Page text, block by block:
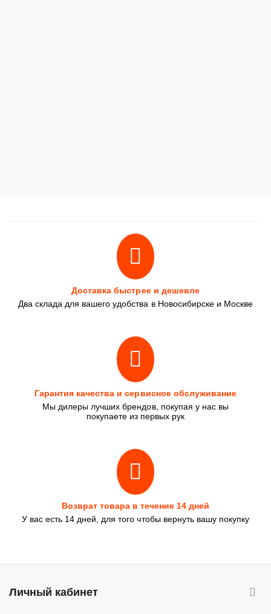
Доставка быстрее и дешевле
Два склада для вашего удобства в Новосибирске и Москве
Гарантия качества и сервисное обслуживание
Мы дилеры лучших брендов, покупая у нас вы
покупаете из первых рук
Возврат товара в течение 14 дней
У вас есть 14 дней, для того чтобы вернуть вашу покупку
Личный кабинет